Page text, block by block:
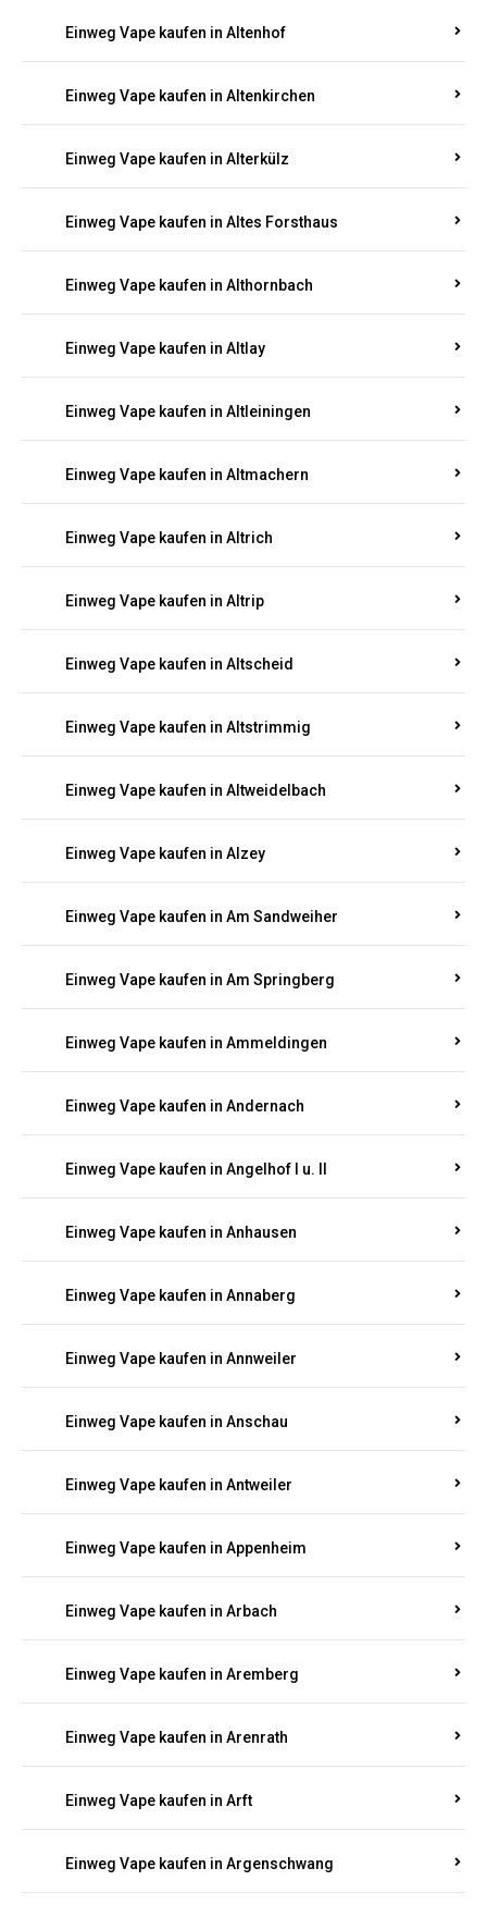
Einweg Vape kaufen in Altenhof
Einweg Vape kaufen in Altenkirchen
Einweg Vape kaufen in Alterkülz
Einweg Vape kaufen in Altes Forsthaus
Einweg Vape kaufen in Althornbach
Einweg Vape kaufen in Altlay
Einweg Vape kaufen in Altleiningen
Einweg Vape kaufen in Altmachern
Einweg Vape kaufen in Altrich
Einweg Vape kaufen in Altrip
Einweg Vape kaufen in Altscheid
Einweg Vape kaufen in Altstrimmig
Einweg Vape kaufen in Altweidelbach
Einweg Vape kaufen in Alzey
Einweg Vape kaufen in Am Sandweiher
Einweg Vape kaufen in Am Springberg
Einweg Vape kaufen in Ammeldingen
Einweg Vape kaufen in Andernach
Einweg Vape kaufen in Angelhof I u. II
Einweg Vape kaufen in Anhausen
Einweg Vape kaufen in Annaberg
Einweg Vape kaufen in Annweiler
Einweg Vape kaufen in Anschau
Einweg Vape kaufen in Antweiler
Einweg Vape kaufen in Appenheim
Einweg Vape kaufen in Arbach
Einweg Vape kaufen in Aremberg
Einweg Vape kaufen in Arenrath
Einweg Vape kaufen in Arft
Einweg Vape kaufen in Argenschwang